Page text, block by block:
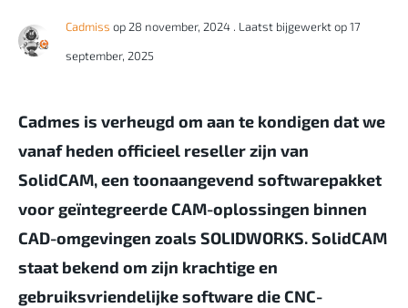
Cadmiss op 28 november, 2024 . Laatst bijgewerkt op 17
september, 2025
Cadmes is verheugd om aan te kondigen dat we
vanaf heden officieel reseller zijn van
SolidCAM, een toonaangevend softwarepakket
voor geïntegreerde CAM-oplossingen binnen
CAD-omgevingen zoals SOLIDWORKS. SolidCAM
staat bekend om zijn krachtige en
gebruiksvriendelijke software die CNC-